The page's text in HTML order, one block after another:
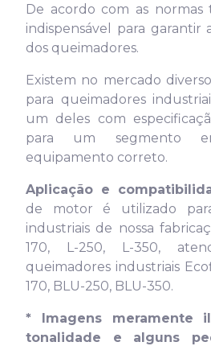
De acordo com as normas
indispensável para garantir
dos queimadores.
Existem no mercado
para queimadores
um deles com
para um segmento
equipamento correto.
Aplicação e
de motor é utilizado
industriais de nossa
170, L-250, L-350,
queimadores industriais
170, BLU-250, BLU-350.
* Imagens meramente
tonalidade e alguns